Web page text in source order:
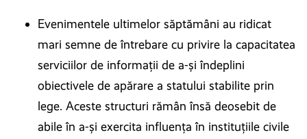
Evenimentele ultimelor săptămâni au ridicat
mari semne de întrebare cu privire la capacitatea
serviciilor de informații de a-și îndeplini
obiectivele de apărare a statului stabilite prin
lege. Aceste structuri rămân însă deosebit de
abile în a-și exercita influența în instituțiile civile